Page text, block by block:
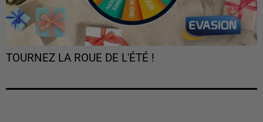
TOURNEZ LA ROUE DE L'ÉTÉ !